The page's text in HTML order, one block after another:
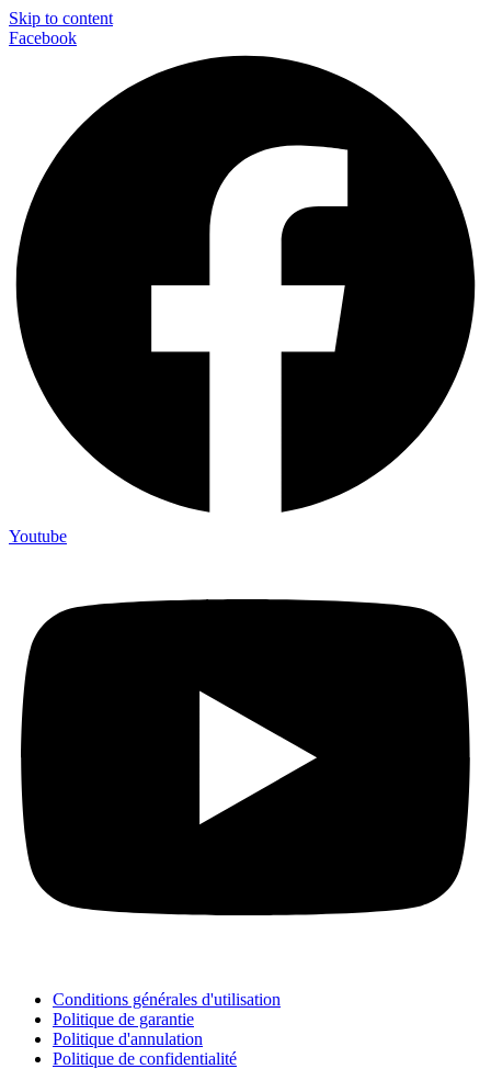
Skip to content
Facebook
Youtube
Conditions générales d'utilisation
Politique de garantie
Politique d'annulation
Politique de confidentialité